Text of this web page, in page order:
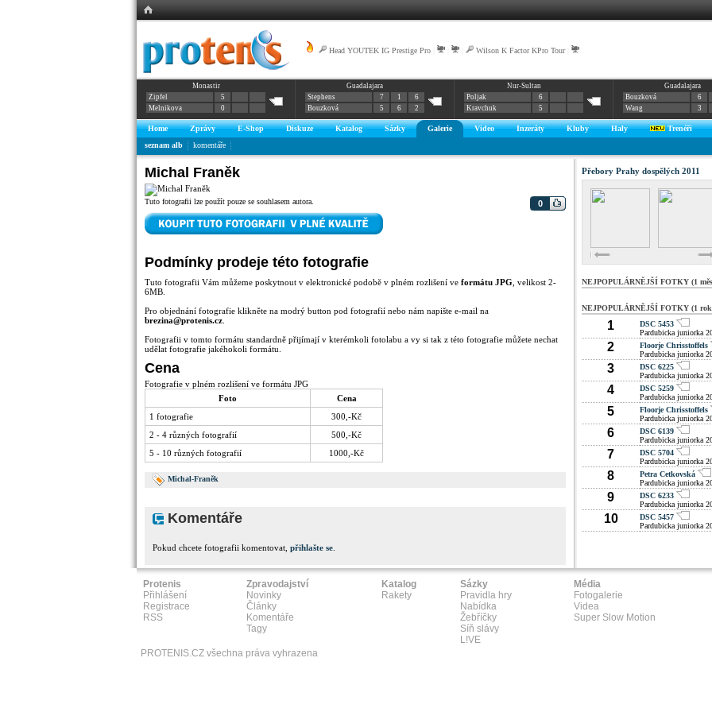
Head YOUTEK IG Prestige Pro Wilson K Factor KPro Tour|
Monastir
Zipfel
5
Melnikova
0
Guadalajara
Stephens
7 1
6
Bouzková
5 6 2
Nur-Sultan
Poljak
6
Kravchuk
5
Guadalajara
Bouzková
6
Wang
3
Home Zprávy E-Shop Diskuze Katalog Sázky Galerie Video Inzeráty Kluby Haly
Trenéři
seznam alb
komentáře
Michal Franěk
0
Tuto fotografii lze použít pouze se souhlasem autora.
Podmínky prodeje této fotografie
Tuto fotografii Vám můžeme poskytnout v elektronické podobě v plném rozlišení ve formátu JPG , velikost 2-
6MB.
Pro objednání fotografie klikněte na modrý button pod fotografií nebo nám napište e-mail na
brezina@protenis.cz
Fotografii v tomto formátu standardně přijímají v kterémkoli fotolabu a vy si tak z této fotografie můžete nechat
udělat fotografie jakéhokoli formátu.
Cena
Fotografie v plném rozlišení ve formátu JPG
Foto
Cena
1 fotografie
300,-Kč
2 - 4 různých fotografií
500,-Kč
5 - 10 různých fotografií
1000,-Kč
Michal-Franěk
Komentáře
Pokud chcete fotografii komentovat, přihlašte se
Přebory Prahy dospělých 2011
NEJPOPULÁRNĚJŠÍ FOTKY (1
NEJPOPULÁRNĚJŠÍ FOTKY (1
1
DSC 5453
Pardubicka juniorka
2
Floorje Chrisstoffels
Pardubicka juniorka
3
DSC 6225
Pardubicka juniorka
4
DSC 5259
Pardubicka juniorka
5
Floorje Chrisstoffels
Pardubicka juniorka
6
DSC 6139
Pardubicka juniorka
7
DSC 5704
Pardubicka juniorka
8
Petra Cetkovská
Pardubicka juniorka
9
DSC 6233
Pardubicka juniorka
10
DSC 5457
Pardubicka juniorka
Protenis
Přihlášení
Registrace
RSS
Zpravodajství
Novinky
Články
Komentáře
Tagy
Katalog
Rakety
Sázky
Pravidla hry
Nabídka
Žebříčky
Síň slávy
L!VE
Média
Fotogalerie
Videa
Super Slow Motion
PROTENIS.CZ všechna práva vyhrazena